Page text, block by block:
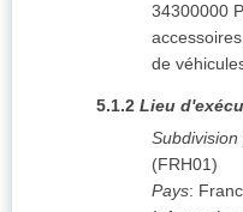
34300000
de
5.1.2 Lieu
Subdivision
(FRH01)
Pays: